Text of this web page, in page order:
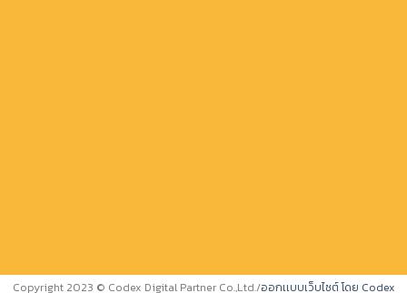
Copyright 2023 © Codex Digital Partner Co.,Ltd./ออกเเบบเว็บไซต์ โดย Codex